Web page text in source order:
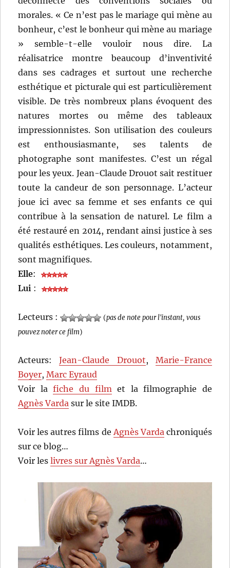
morales. « Ce n’est pas le mariage qui mène au
bonheur, c’est le bonheur qui mène au mariage
» semble-t-elle vouloir nous dire. La
réalisatrice montre beaucoup d’inventivité
dans ses cadrages et surtout une recherche
esthétique et picturale qui est particulièrement
visible. De très nombreux plans évoquent des
natures mortes ou même des tableaux
impressionnistes. Son utilisation des couleurs
est enthousiasmante, ses talents de
photographe sont manifestes. C’est un régal
pour les yeux. Jean-Claude Drouot sait restituer
toute la candeur de son personnage. L’acteur
joue ici avec sa femme et ses enfants ce qui
contribue à la sensation de naturel. Le film a
été restauré en 2014, rendant ainsi justice à ses
qualités esthétiques. Les couleurs, notamment,
sont magnifiques.
Elle:
Lui :
Lecteurs : (pas de note pour l'instant, vous
pouvez noter ce film)
Acteurs:Jean-Claude Drouot, Marie-France
Boyer,Marc Eyraud
Voir lafiche du film et la filmographie de
Agnès Varda sur le site IMDB.
Voir les autres films de Agnès Varda chroniqués
sur ce blog…
Voir leslivres sur Agnès Varda…